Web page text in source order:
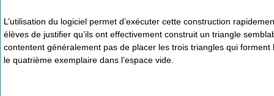
L’utilisation du logiciel permet d’exécuter cette construction
élèves de justifier qu’ils ont effectivement construit un triangle
contentent généralement pas de placer les trois triangles qui
le quatrième exemplaire dans l’espace vide.